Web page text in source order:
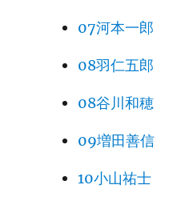
07河本一郎
08羽仁五郎
08谷川和穂
09増田善信
10小山祐士